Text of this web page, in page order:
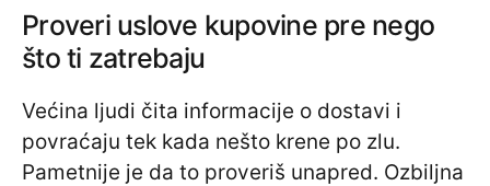
Proveri uslove kupovine pre nego
što ti zatrebaju
Većina ljudi čita informacije o dostavi i
povraćaju tek kada nešto krene po zlu.
Pametnije je da to proveriš unapred. Ozbiljna